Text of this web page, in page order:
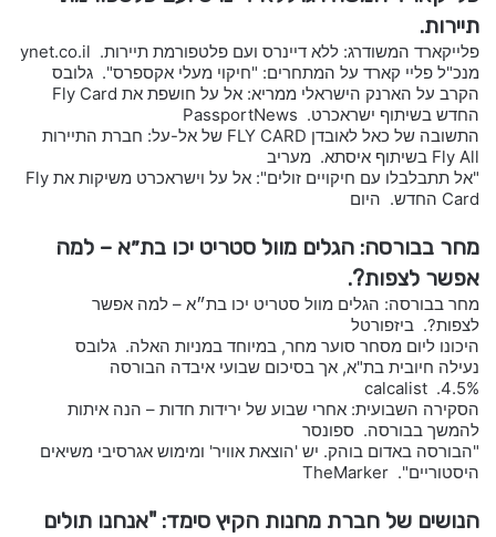
תיירות.
פלייקארד המשודרג: ללא דיינרס ועם פלטפורמת תיירות. ynet.co.il
מנכ"ל פליי קארד על המתחרים: "חיקוי מעלי אקספרס". גלובס
הקרב על הארנק הישראלי ממריא: אל על חושפת את Fly Card
החדש בשיתוף ישראכרט. PassportNews
התשובה של כאל לאובדן FLY CARD של אל-על: חברת התיירות
Fly All בשיתוף איסתא. מעריב
"אל תתבלבלו עם חיקויים זולים": אל על וישראכרט משיקות את Fly
Card החדש. היום
מחר בבורסה: הגלים מוול סטריט יכו בת״א – למה
אפשר לצפות?.
מחר בבורסה: הגלים מוול סטריט יכו בת״א – למה אפשר
לצפות?. ביזפורטל
היכונו ליום מסחר סוער מחר, במיוחד במניות האלה. גלובס
נעילה חיובית בת"א, אך בסיכום שבועי איבדה הבורסה
4.5%. calcalist
הסקירה השבועית: אחרי שבוע של ירידות חדות – הנה איתות
להמשך בבורסה. ספונסר
"הבורסה באדום בוהק. יש 'הוצאת אוויר' ומימוש אגרסיבי משיאים
היסטוריים". TheMarker
הנושים של חברת מחנות הקיץ סימד: "אנחנו תולים